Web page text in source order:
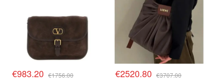
€983.20 €1756.00 €2520.80 €3707.00